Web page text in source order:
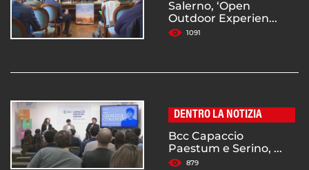
Salerno, ‘Open
Outdoor Experien...
1091
DENTRO LA NOTIZIA
Bcc Capaccio
Paestum e Serino, ...
879